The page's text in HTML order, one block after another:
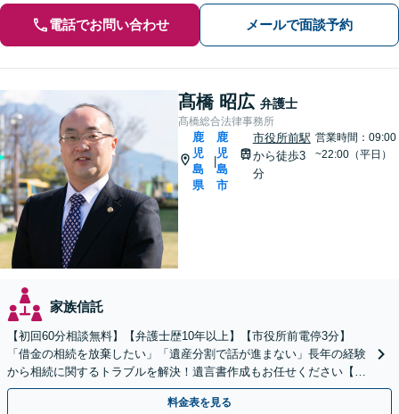
電話でお問い合わせ メールで面談予約
髙橋 昭広 弁護士
髙橋総合法律事務所
鹿
児
島
県
|
鹿
児
島
市
市役所前駅
から徒歩3
分
営業時間：09:00
~22:00（平日）
家族信託
【初回60分相談無料】【弁護士歴10年以上】【市役所前電停3分】
「借金の相続を放棄したい」「遺産分割で話が進まない」長年の経験
から相続に関するトラブルを解決！遺言書作成もお任せください【出
張遺言書作成サービス有り】
料金表を見る